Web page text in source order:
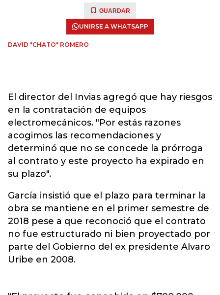
GUARDAR
UNIRSE A WHATSAPP
DAVID "CHATO" ROMERO
El director del Invias agregó que hay riesgos
en la contratación de equipos
electromecánicos. "Por estás razones
acogimos las recomendaciones y
determinó que no se concede la prórroga
al contrato y este proyecto ha expirado en
su plazo".
García insistió que el plazo para terminar la
obra se mantiene en el primer semestre de
2018 pese a que reconoció que el contrato
no fue estructurado ni bien proyectado por
parte del Gobierno del ex presidente Alvaro
Uribe en 2008.